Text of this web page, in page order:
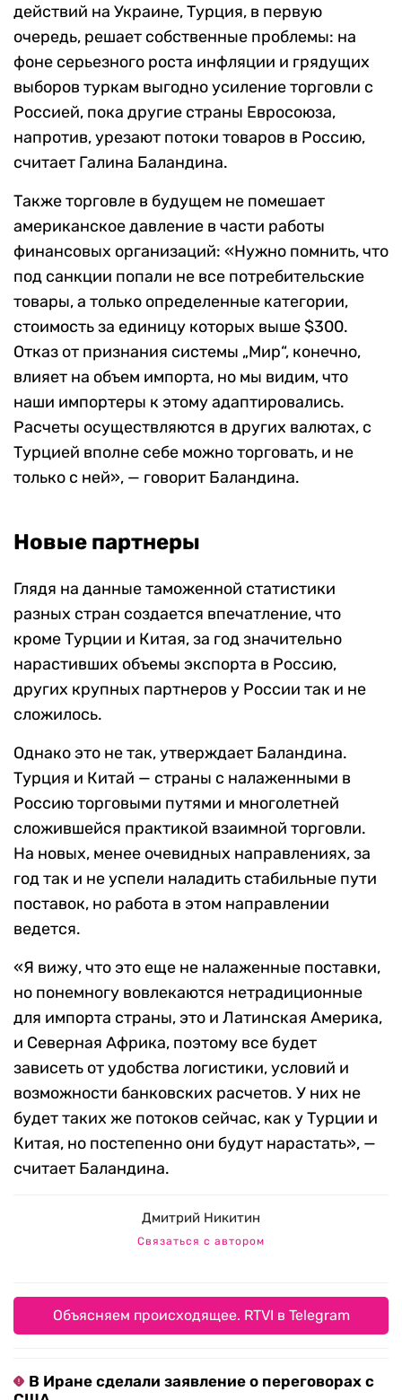
действий на Украине, Турция, в первую
очередь, решает собственные проблемы: на
фоне серьезного роста инфляции и грядущих
выборов туркам выгодно усиление торговли с
Россией, пока другие страны Евросоюза,
напротив, урезают потоки товаров в Россию,
считает Галина Баландина.
Также торговле в будущем не помешает
американское давление в части работы
финансовых организаций: «Нужно помнить, что
под санкции попали не все потребительские
товары, а только определенные категории,
стоимость за единицу которых выше $300.
Отказ от признания системы „Мир“, конечно,
влияет на объем импорта, но мы видим, что
наши импортеры к этому адаптировались.
Расчеты осуществляются в других валютах, с
Турцией вполне себе можно торговать, и не
только с ней», — говорит Баландина.
Новые партнеры
Глядя на данные таможенной статистики
разных стран создается впечатление, что
кроме Турции и Китая, за год значительно
нарастивших объемы экспорта в Россию,
других крупных партнеров у России так и не
сложилось.
Однако это не так, утверждает Баландина.
Турция и Китай — страны с налаженными в
Россию торговыми путями и многолетней
сложившейся практикой взаимной торговли.
На новых, менее очевидных направлениях, за
год так и не успели наладить стабильные пути
поставок, но работа в этом направлении
ведется.
«Я вижу, что это еще не налаженные поставки,
но понемногу вовлекаются нетрадиционные
для импорта страны, это и Латинская Америка,
и Северная Африка, поэтому все будет
зависеть от удобства логистики, условий и
возможности банковских расчетов. У них не
будет таких же потоков сейчас, как у Турции и
Китая, но постепенно они будут нарастать», —
считает Баландина.
Дмитрий Никитин
Связаться с автором
Объясняем происходящее. RTVI в Telegram
В Иране сделали заявление о переговорах с